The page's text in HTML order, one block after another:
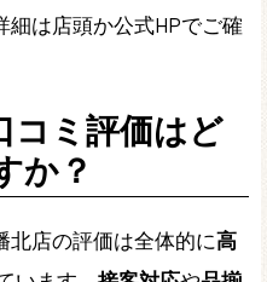
細は店頭か公式HPでご確
コミ評価はど
か？
北店の評価は全体的に高